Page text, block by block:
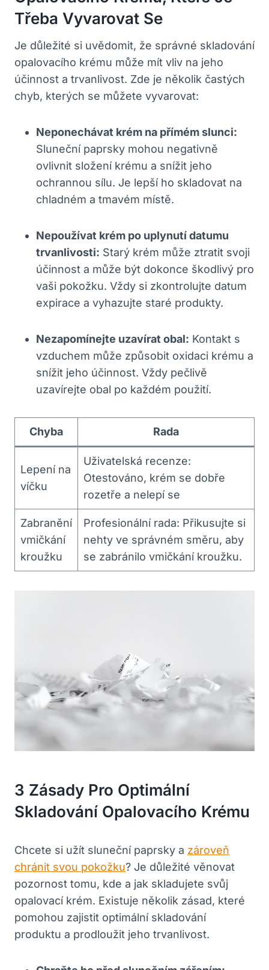
Třeba Vyvarovat Se
Je důležité si uvědomit, že správné skladování
opalovacího krému může mít vliv na jeho
účinnost a trvanlivost. Zde je několik častých
chyb, kterých se můžete vyvarovat:
Neponechávat krém na přímém slunci:
Sluneční paprsky mohou negativně
ovlivnit složení krému a snížit jeho
ochrannou sílu. Je lepší ho skladovat na
chladném a tmavém místě.
Nepoužívat krém po uplynutí datumu
trvanlivosti: Starý krém může ztratit svoji
účinnost a může být dokonce škodlivý pro
vaši pokožku. Vždy si zkontrolujte datum
expirace a vyhazujte staré produkty.
Nezapomínejte uzavírat obal: Kontakt s
vzduchem může způsobit oxidaci krému a
snížit jeho účinnost. Vždy pečlivě
uzavírejte obal po každém použití.
Chyba Rada
Lepení na
víčku
Uživatelská recenze:
Otestováno, krém se dobře
rozetře a nelepí se
Zabranění
vmičkání
kroužku
Profesionální rada: Přikusujte si
nehty ve správném směru, aby
se zabránilo vmičkání kroužku.
3 Zásady Pro Optimální
Skladování Opalovacího Krému
Chcete si užít sluneční paprsky a zároveň
chránit svou pokožku? Je důležité věnovat
pozornost tomu, kde a jak skladujete svůj
opalovací krém. Existuje několik zásad, které
pomohou zajistit optimální skladování
produktu a prodloužit jeho trvanlivost.